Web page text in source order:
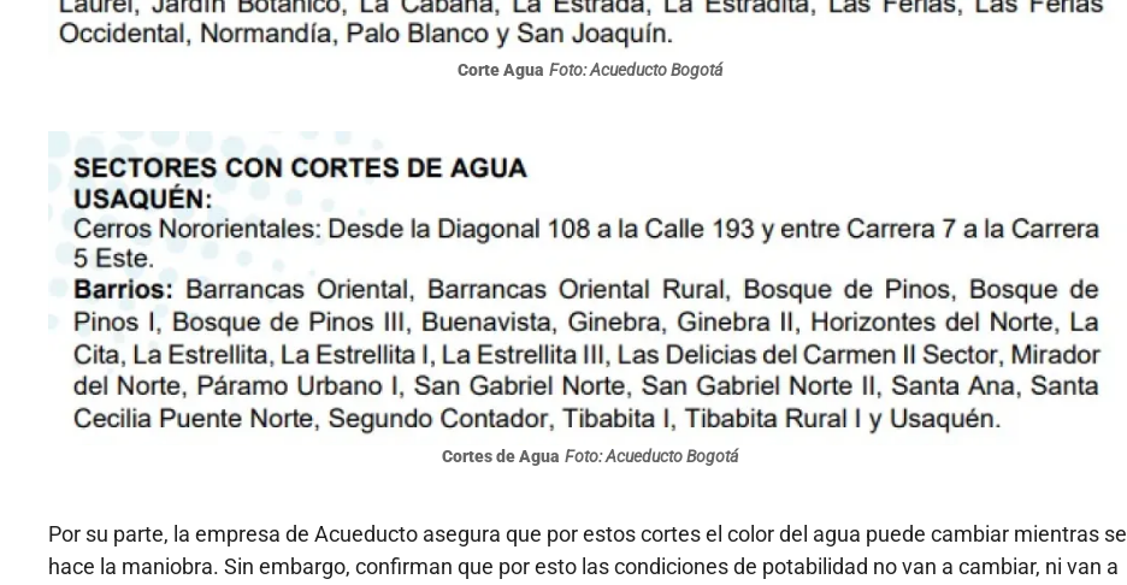
Corte Agua Foto: Acueducto Bogotá
Cortes de Agua Foto: Acueducto Bogotá
Por su parte, la empresa de Acueducto asegura que por estos cortes el color del agua puede cambiar mientras se
hace la maniobra. Sin embargo, confirman que por esto las condiciones de potabilidad no van a cambiar, ni van a